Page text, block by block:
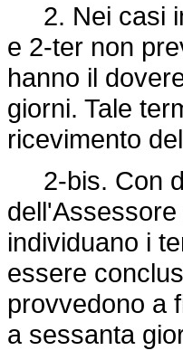
2. Nei casi
e 2-ter non
hanno il
giorni. Tale
ricevimento
2-bis. Con
individuano i
essere
provvedono a
a sessanta